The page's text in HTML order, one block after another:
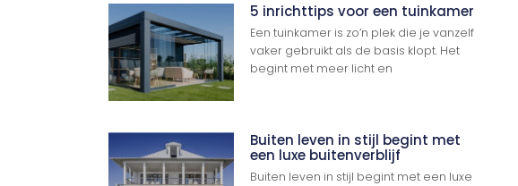
5 inrichttips voor een tuinkamer
Een tuinkamer is zo’n plek die je vanzelf
vaker gebruikt als de basis klopt. Het
begint met meer licht en
Buiten leven in stijl begint met
een luxe buitenverblijf
Buiten leven in stijl begint met een luxe